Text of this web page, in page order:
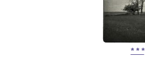
* * *